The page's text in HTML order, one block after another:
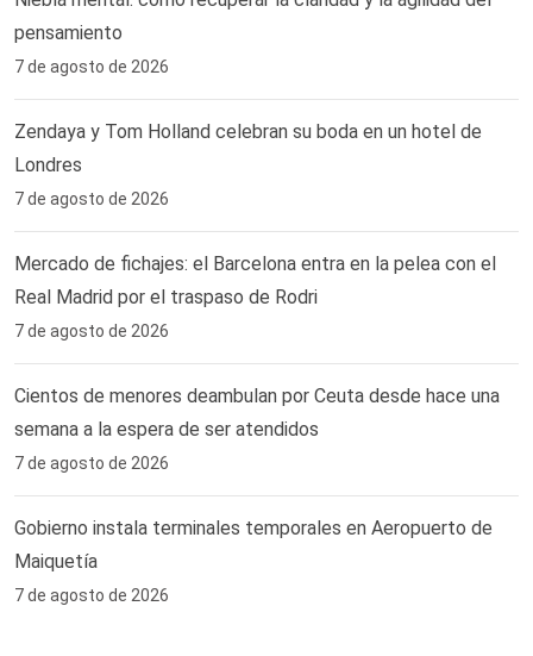
pensamiento
7 de agosto de 2026
Zendaya y Tom Holland celebran su boda en un hotel de
Londres
7 de agosto de 2026
Mercado de fichajes: el Barcelona entra en la pelea con el
Real Madrid por el traspaso de Rodri
7 de agosto de 2026
Cientos de menores deambulan por Ceuta desde hace una
semana a la espera de ser atendidos
7 de agosto de 2026
Gobierno instala terminales temporales en Aeropuerto de
Maiquetía
7 de agosto de 2026